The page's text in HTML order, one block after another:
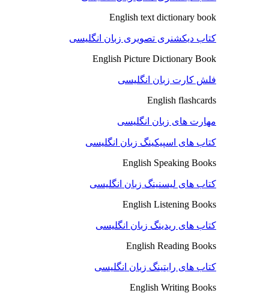
English text dictionary book
کتاب دیکشنری تصویری زبان انگلیسی
English Picture Dictionary Book
فلش کارت زبان انگلیسی
English flashcards
مهارت های زبان انگلیسی
کتاب های اسپیکینگ زبان انگلیسی
English Speaking Books
کتاب های لیسنینگ زبان انگلیسی
English Listening Books
کتاب های ریدینگ زبان انگلیسی
English Reading Books
کتاب های رایتینگ زبان انگلیسی
English Writing Books